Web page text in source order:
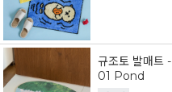
규조토 발매트 -
01 Pond